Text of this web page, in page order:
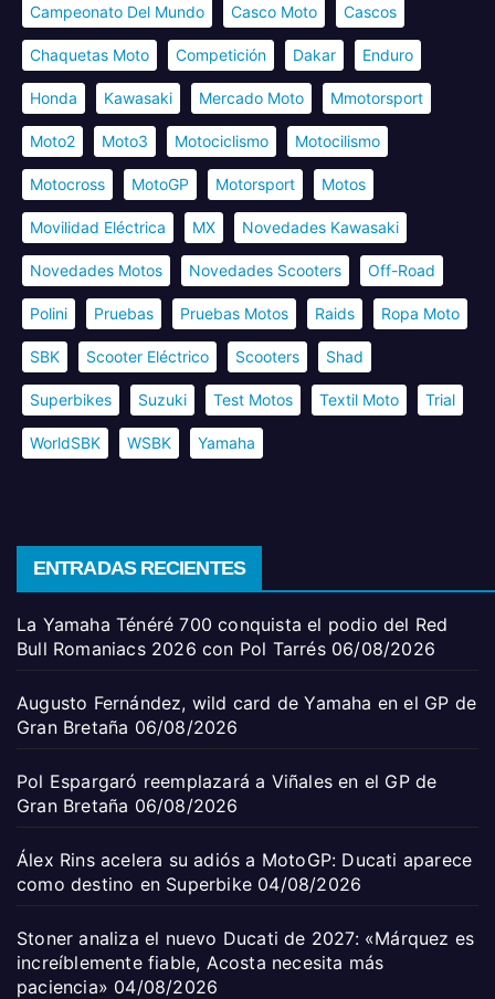
Campeonato Del Mundo Casco Moto Cascos
Chaquetas Moto Competición Dakar Enduro
Honda Kawasaki Mercado Moto Mmotorsport
Moto2 Moto3 Motociclismo Motocilismo
Motocross MotoGP Motorsport Motos
Movilidad Eléctrica MX Novedades Kawasaki
Novedades Motos Novedades Scooters Off-Road
Polini Pruebas Pruebas Motos Raids Ropa Moto
SBK Scooter Eléctrico Scooters Shad
Superbikes Suzuki Test Motos Textil Moto Trial
WorldSBK WSBK Yamaha
ENTRADAS RECIENTES
La Yamaha Ténéré 700 conquista el podio del Red
Bull Romaniacs 2026 con Pol Tarrés 06/08/2026
Augusto Fernández, wild card de Yamaha en el GP de
Gran Bretaña 06/08/2026
Pol Espargaró reemplazará a Viñales en el GP de
Gran Bretaña 06/08/2026
Álex Rins acelera su adiós a MotoGP: Ducati aparece
como destino en Superbike 04/08/2026
Stoner analiza el nuevo Ducati de 2027: «Márquez es
increíblemente fiable, Acosta necesita más
paciencia» 04/08/2026